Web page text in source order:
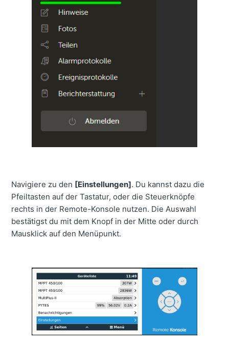
Navigiere zu den [Einstellungen]. Du kannst dazu die
Pfeiltasten auf der Tastatur, oder die Steuerknöpfe
rechts in der Remote-Konsole nutzen. Die Auswahl
bestätigst du mit dem Knopf in der Mitte oder durch
Mausklick auf den Menüpunkt.